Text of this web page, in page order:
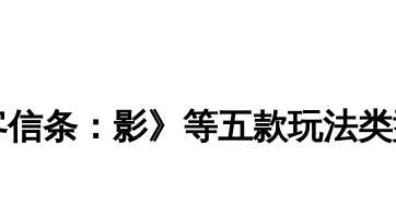
条：影》等五款玩法